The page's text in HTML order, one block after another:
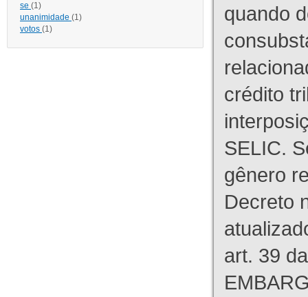
se (1)
unanimidade (1)
votos (1)
quando
crédito
SELIC.
gênero
Decreto
art. 39